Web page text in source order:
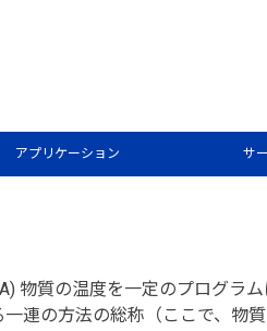
アプリケーション サ
きの裏側”はじめます。
筆者推薦）
物質の温度を一定のプログ
連の方法の総称（ここで、物